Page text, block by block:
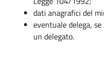
dati anagrafici del
eventuale delega,
un delegato.